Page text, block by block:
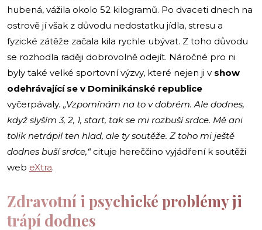
hubená, vážila okolo 52 kilogramů. Po dvaceti dnech na
ostrově jí však z důvodu nedostatku jídla, stresu a
fyzické zátěže začala kila rychle ubývat. Z toho důvodu
se rozhodla raději dobrovolně odejít. Náročné pro ni
byly také velké sportovní výzvy, které nejen ji v show
odehrávající se v Dominikánské republice
vyčerpávaly. „Vzpomínám na to v dobrém. Ale dodnes,
když slyším 3, 2, 1, start, tak se mi rozbuší srdce. Mě ani
tolik netrápil ten hlad, ale ty soutěže. Z toho mi ještě
dodnes buší srdce,“cituje hereččino vyjádření k soutěži
web eXtra.
Zdravotní i psychické problémy ji
trápí dodnes